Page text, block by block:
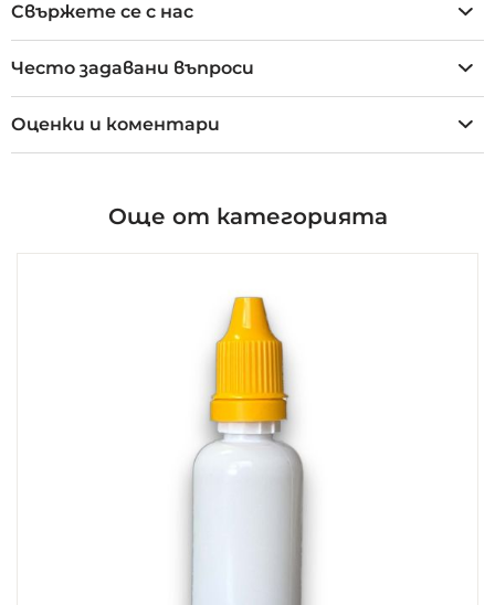
Свържете се с нас
Често задавани въпроси
Оценки и коментари
Още от категорията